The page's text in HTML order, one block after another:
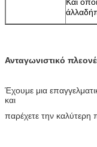
Ανταγωνιστικό
Έχουμε μια
και
παρέχετε την καλύτερη